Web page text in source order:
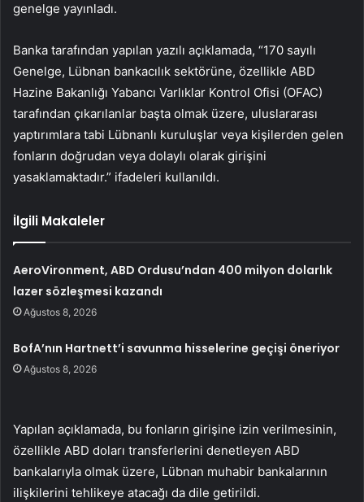
genelge yayınladı.
Banka tarafından yapılan yazılı açıklamada, “170 sayılı
Genelge, Lübnan bankacılık sektörüne, özellikle ABD
Hazine Bakanlığı Yabancı Varlıklar Kontrol Ofisi (OFAC)
tarafından çıkarılanlar başta olmak üzere, uluslararası
yaptırımlara tabi Lübnanlı kuruluşlar veya kişilerden gelen
fonların doğrudan veya dolaylı olarak girişini
yasaklamaktadır.” ifadeleri kullanıldı.
İlgili Makaleler
AeroVironment, ABD Ordusu’ndan 400 milyon dolarlık
lazer sözleşmesi kazandı
Ağustos 8, 2026
BofA’nın Hartnett’i savunma hisselerine geçişi öneriyor
Ağustos 8, 2026
Yapılan açıklamada, bu fonların girişine izin verilmesinin,
özellikle ABD doları transferlerini denetleyen ABD
bankalarıyla olmak üzere, Lübnan muhabir bankalarının
ilişkilerini tehlikeye atacağı da dile getirildi.